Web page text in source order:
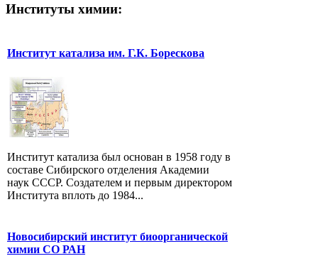
Институты химии:
Институт катализа им. Г.К. Борескова
Институт катализа был основан в 1958 году в
составе Сибирского отделения Академии
наук СССР. Создателем и первым директором
Института вплоть до 1984...
Новосибирский институт биоорганической
химии СО РАН